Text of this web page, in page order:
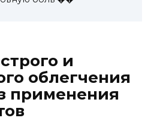
и
облегчения
применения